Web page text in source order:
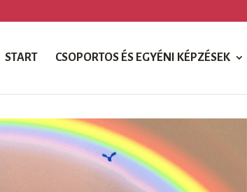
START CSOPORTOS ÉS EGYÉNI KÉPZÉSEK